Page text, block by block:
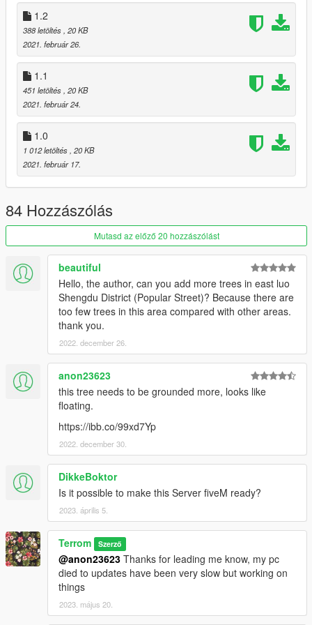
1.2
388 letöltés , 20 KB
2021. február 26.
1.1
451 letöltés , 20 KB
2021. február 24.
1.0
1 012 letöltés , 20 KB
2021. február 17.
84 Hozzászólás
Mutasd az előző 20 hozzászólást
beautiful
Hello, the author, can you add more trees in east luo
Shengdu District (Popular Street)? Because there are
too few trees in this area compared with other areas.
thank you.
2022. december 26.
anon23623
this tree needs to be grounded more, looks like
floating.
https://ibb.co/99xd7Yp
2022. december 30.
DikkeBoktor
Is it possible to make this Server fiveM ready?
2023. április 5.
Terrom Szerző
@anon23623 Thanks for leading me know, my pc
died to updates have been very slow but working on
things
2023. május 20.